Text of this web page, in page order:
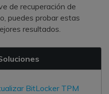
de recuperación de
puedes probar estas
resultados.
BitLocker TPM